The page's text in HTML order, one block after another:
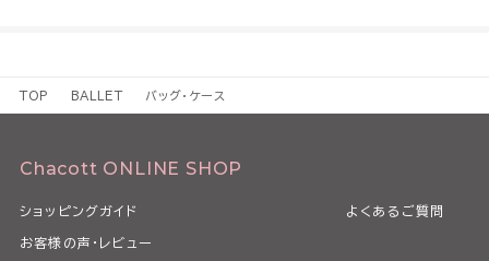
TOP BALLET バッグ・ケース
Chacott ONLINE SHOP
ショッピングガイド よくあるご質問
お客様の声・レビュー